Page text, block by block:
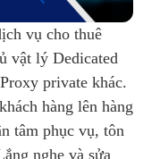
vụ cho thuê
vật lý Dedicated
private khác.
hàng lên hàng
tâm phục vụ, tôn
nghe và sửa